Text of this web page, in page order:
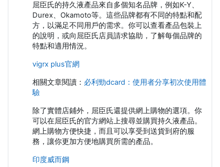
屈臣氏的持久液產品來自多個知名品牌，例如K-Y、
Durex、Okamoto等。這些品牌都有不同的特點和配
方，以滿足不同用戶的需求。你可以查看產品包裝上
的說明，或向屈臣氏店員請求協助，了解每個品牌的
特點和適用情況。
vigrx plus官網
相關文章閱讀： 必利勁dcard：使用者分享初次使用體
驗
除了實體店鋪外，屈臣氏還提供網上購物的選項。你
可以在屈臣氏的官方網站上搜尋並購買持久液產品。
網上購物方便快捷，而且可以享受到送貨到府的服
務，讓你更加方便地購買所需的產品。
印度威而鋼